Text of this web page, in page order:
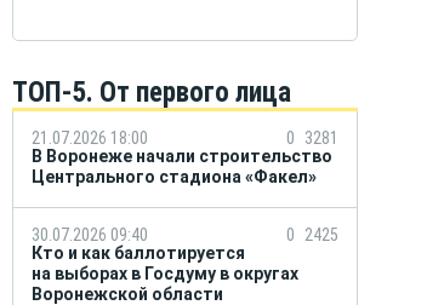
ТОП-5. От первого лица
21.07.2026 18:00 0
3281
В Воронеже начали строительство
Центрального стадиона «Факел»
30.07.2026 09:40 0
2425
Кто и как баллотируется
на выборах в Госдуму в округах
Воронежской области